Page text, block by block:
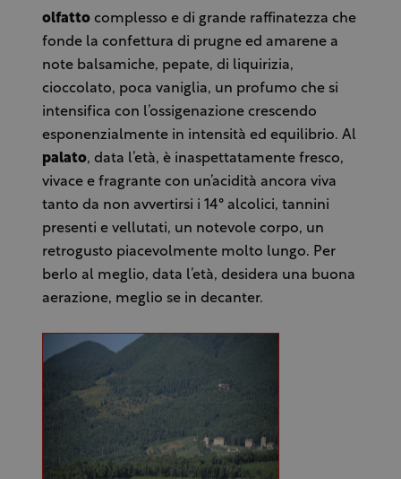
olfattocomplesso e di grande raffinatezza che
fonde la confettura di prugne ed amarene a
note balsamiche, pepate, di liquirizia,
cioccolato, poca vaniglia, un profumo che si
intensifica con l’ossigenazione crescendo
esponenzialmente in intensità ed equilibrio. Al
palato, data l’età, è inaspettatamente fresco,
vivace e fragrante con un’acidità ancora viva
tanto da non avvertirsi i 14° alcolici, tannini
presenti e vellutati, un notevole corpo, un
retrogusto piacevolmente molto lungo. Per
berlo al meglio, data l’età, desidera una buona
aerazione, meglio se in decanter.